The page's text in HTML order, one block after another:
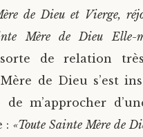
de Dieu et Vierge,
Mère de Dieu Elle-
de relation
de Dieu s’est
m’approcher
:«Toute Sainte Mère de